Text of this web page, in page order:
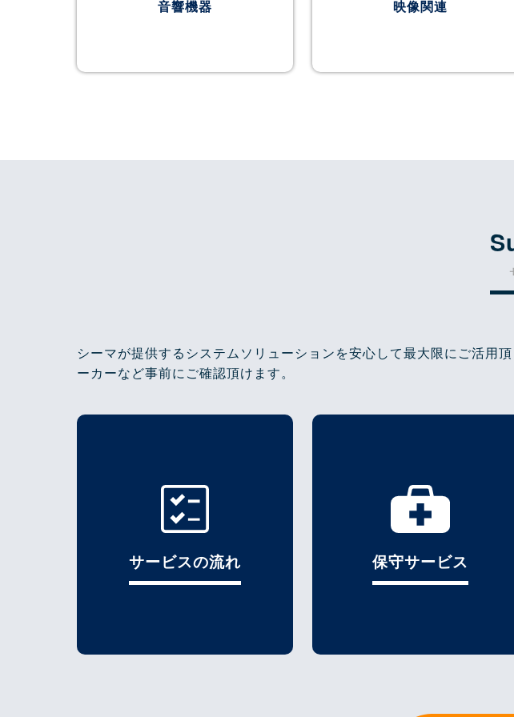
音響機器
映像関連
シーマが提供するシステムソリューションを安心して最大限にご活用
ーカーなど事前にご確認頂けます。
サービスの流れ 保守サービス